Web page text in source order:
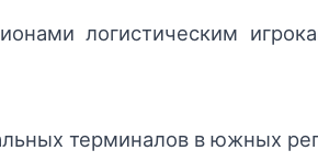
логистическим
терминалов в южных